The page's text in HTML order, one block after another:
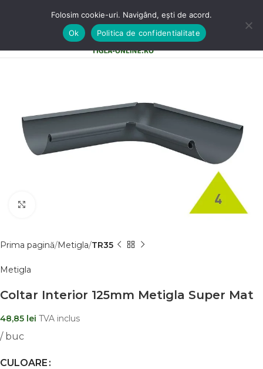
Prima pagină Metigla TR35
Metigla
Coltar Interior 125mm Metigla Super Mat
48,85 lei TVA inclus
/ buc
CULOARE
Folosim cookie-uri. Navigând, ești de acord.
Ok
Politica de confidentialitate